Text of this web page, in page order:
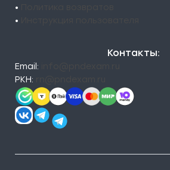
•
•
Контакты:
Email:
РКН: